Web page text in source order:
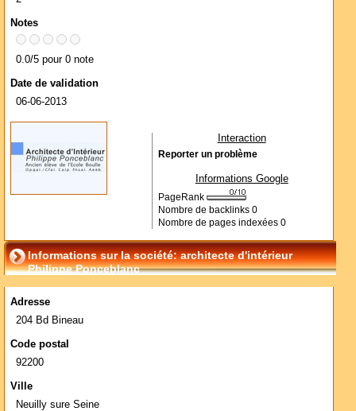
Notes
0.0/5 pour 0 note
Date de validation
06-06-2013
Interaction
Reporter un problème
Informations Google
PageRank
Nombre de backlinks 0
Nombre de pages indexées 0
Informations sur la société: architecte d'intérieur
Philippe Ponceblanc
Adresse
204 Bd Bineau
Code postal
92200
Ville
Neuilly sure Seine